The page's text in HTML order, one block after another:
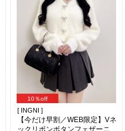
10％off
[ INGNI ]
【今だけ早割／WEB限定】Vネ
ックリボンボタンフェザーニ